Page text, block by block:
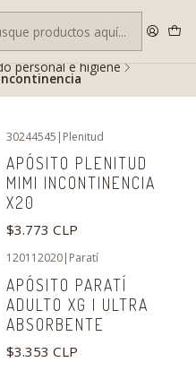
Revisa las condiciones.
personal e higiene
30244545 | Plenitud
APÓSITO PLENITUD
MIMI INCONTINENCIA
X20
$3.773 CLP
120112020| Paratí
APÓSITO PARATÍ
ADULTO XG | ULTRA
ABSORBENTE
$3.353 CLP